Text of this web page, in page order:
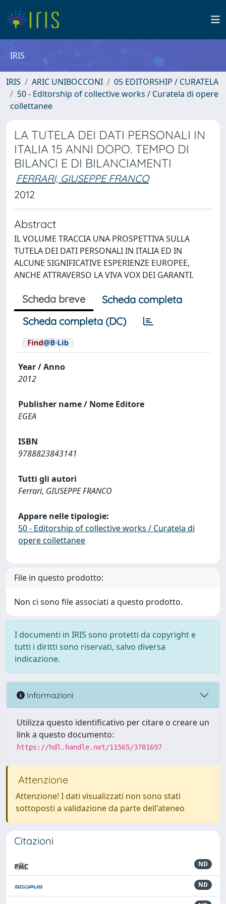
IRIS
IRIS ARIC UNIBOCCONI
05 EDITORSHIP / CURATELA
50 - Editorship of collective works / Curatela di opere
collettanee
LA TUTELA DEI DATI PERSONALI IN
ITALIA 15 ANNI DOPO. TEMPO DI
BILANCI E DI BILANCIAMENTI
FERRARI, GIUSEPPE FRANCO
2012
Abstract
IL VOLUME TRACCIA UNA PROSPETTIVA SULLA
TUTELA DEI DATI PERSONALI IN ITALIA ED IN
ALCUNE SIGNIFICATIVE ESPERIENZE EUROPEE,
ANCHE ATTRAVERSO LA VIVA VOX DEI GARANTI.
Scheda breve
Scheda completa
Scheda completa (DC)
Year / Anno
2012
Publisher name / Nome Editore
EGEA
ISBN
9788823843141
Tutti gli autori
Ferrari, GIUSEPPE FRANCO
Appare nelle tipologie:
50 - Editorship of collective works / Curatela di
opere collettanee
File in questo prodotto:
Non ci sono file associati a questo prodotto.
I documenti in IRIS sono protetti da copyright e
tutti i diritti sono riservati, salvo diversa
indicazione.
Informazioni
Utilizza questo identificativo per citare o creare un
link a questo documento:
https://hdl.handle.net/11565/3781697
Attenzione
Attenzione! I dati visualizzati non sono stati
sottoposti a validazione da parte dell'ateneo
Citazioni
ND
ND